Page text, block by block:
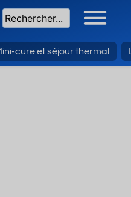
cure et séjour thermal